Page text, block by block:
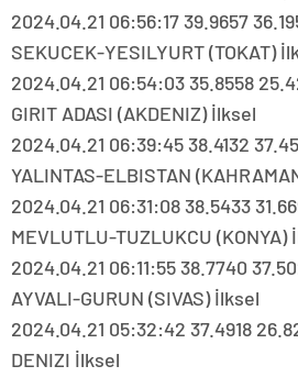
2024.04.21 06:56:17 39.9657
SEKUCEK-YESILYURT (TOKAT)
2024.04.21 06:54:03 35.8558
GIRIT ADASI (AKDENIZ) İlksel
2024.04.21 06:39:45 38.4132
YALINTAS-ELBISTAN
2024.04.21 06:31:08 38.5433
MEVLUTLU-TUZLUKCU (KONYA)
2024.04.21 06:11:55 38.7740
AYVALI-GURUN (SIVAS) İlksel
2024.04.21 05:32:42 37.4918
DENIZI İlksel